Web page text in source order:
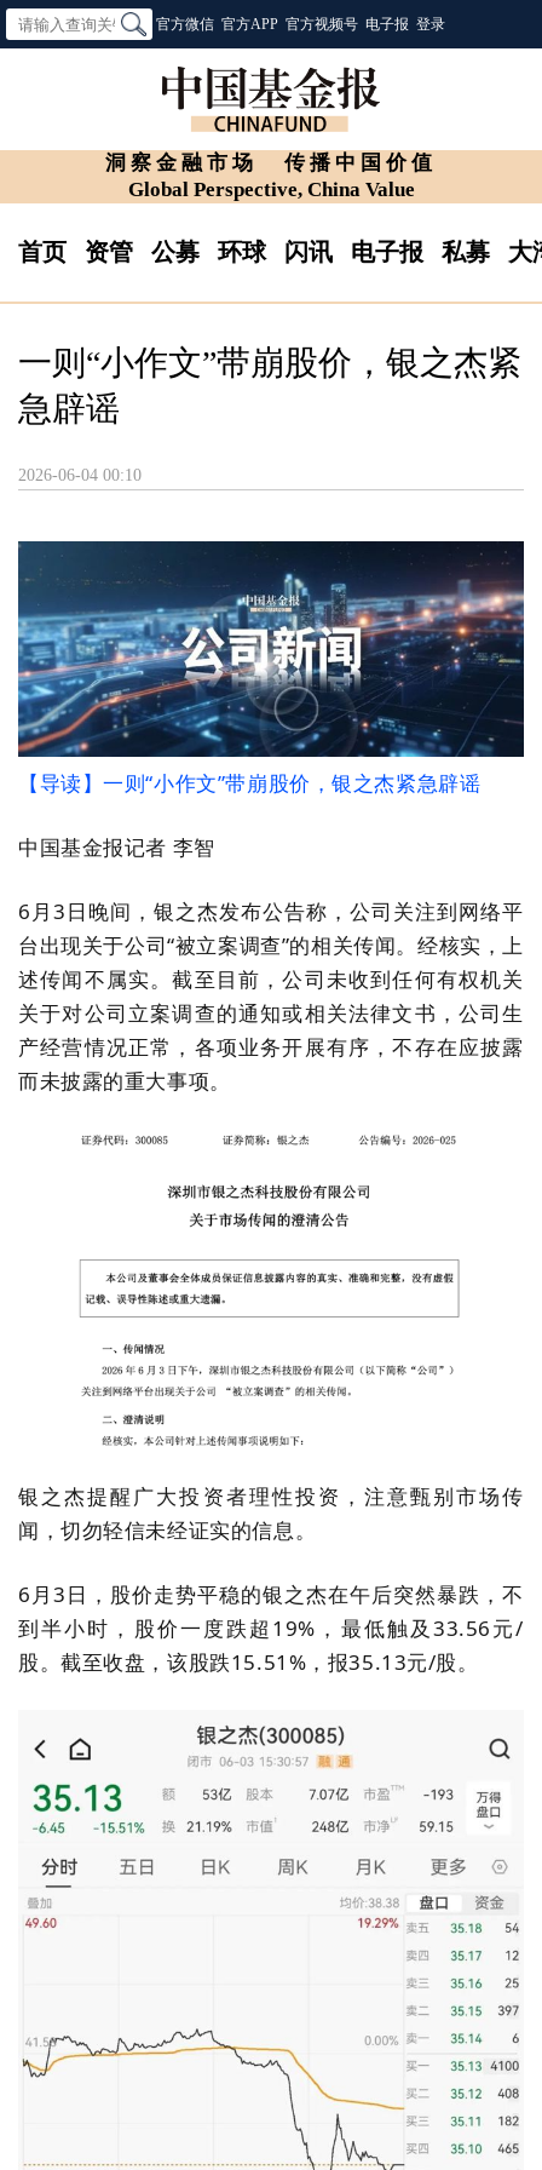
官方微信 官方APP 官方视频号 电子报 登录
洞察金融市场
传播中国价值
Global Perspective, China Value
首页 资管 公募 环球 闪讯 电子报 私募 大
一则“小作文”带崩股价，银之杰紧
急辟谣
2026-06-04 00:10
【导读】一则“小作文”带崩股价，银之杰紧急辟谣
中国基金报记者 李智
6月3日晚间，银之杰发布公告称，公司关注到网络平
台出现关于公司“被立案调查”的相关传闻。经核实，上
述传闻不属实。截至目前，公司未收到任何有权机关
关于对公司立案调查的通知或相关法律文书，公司生
产经营情况正常，各项业务开展有序，不存在应披露
而未披露的重大事项。
银之杰提醒广大投资者理性投资，注意甄别市场传
闻，切勿轻信未经证实的信息。
6月3日 ，股价走势平稳的银之杰在午后突然暴跌，不
到半小时，股价一度跌超 19% ， 最低触及33.56元/
股。截至收盘，该股跌15.51%，报35.13元/股。